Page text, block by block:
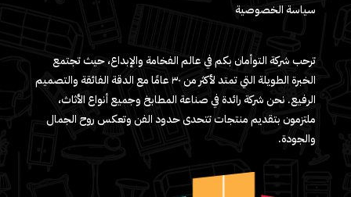
سياسة الخصوصية
ترحب شركة التوأمان بكم في عالم الفخامة والإبداع، حيث تجتمع
الخبرة الطويلة التي تمتد لأكثر من ٣٠ عامًا مع الدقة الفائقة والتصميم
الرفيع. نحن شركة رائدة في صناعة المطابخ وجميع أنواع الأثاث،
ملتزمون بتقديم منتجات تتحدى حدود الفن وتعكس روح الجمال
والجودة.